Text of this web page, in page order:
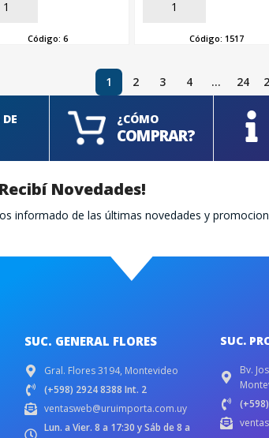
Código:6
AÑADIR
Código: 1517
1 2 3 4 … 24
¿CÓMO
COMPRAR?
Novedades!
informado de las últimas novedades y
SUC. GENERAL FLORES
Gral. Flores 3194, Montevideo
(+598) 2924 8388 Int. 2
ventasweb@uruimporta.com.uy
Lun. a Vier. 8 a 17:30 y Sáb de 8 a
SUC.
Bv.